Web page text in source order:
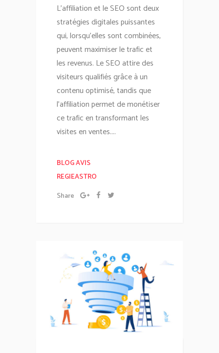
L'affiliation et le SEO sont deux
stratégies digitales puissantes
qui, lorsqu'elles sont combinées,
peuvent maximiser le trafic et
les revenus. Le SEO attire des
visiteurs qualifiés grâce à un
contenu optimisé, tandis que
l'affiliation permet de monétiser
ce trafic en transformant les
visites en ventes....
BLOG AVIS
REGIEASTRO
Share